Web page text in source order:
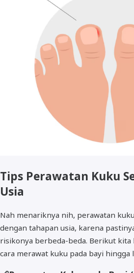
Tips Perawatan Kuku
Usia
Nah menariknya nih, perawatan
dengan tahapan usia, karena
risikonya berbeda-beda. Berikut
cara merawat kuku pada bayi hingga